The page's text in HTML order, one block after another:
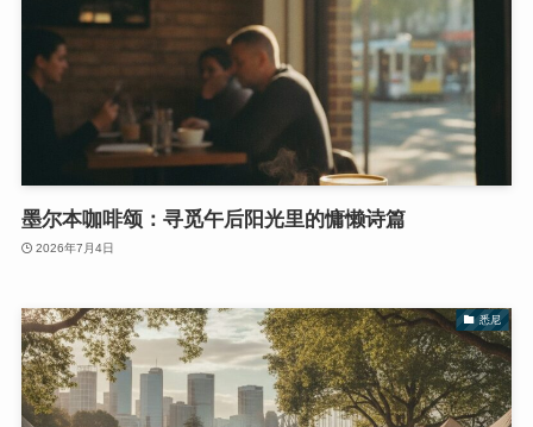
墨尔本咖啡颂：寻觅午后阳光里的慵懒诗篇
2026年7月4日
悉尼